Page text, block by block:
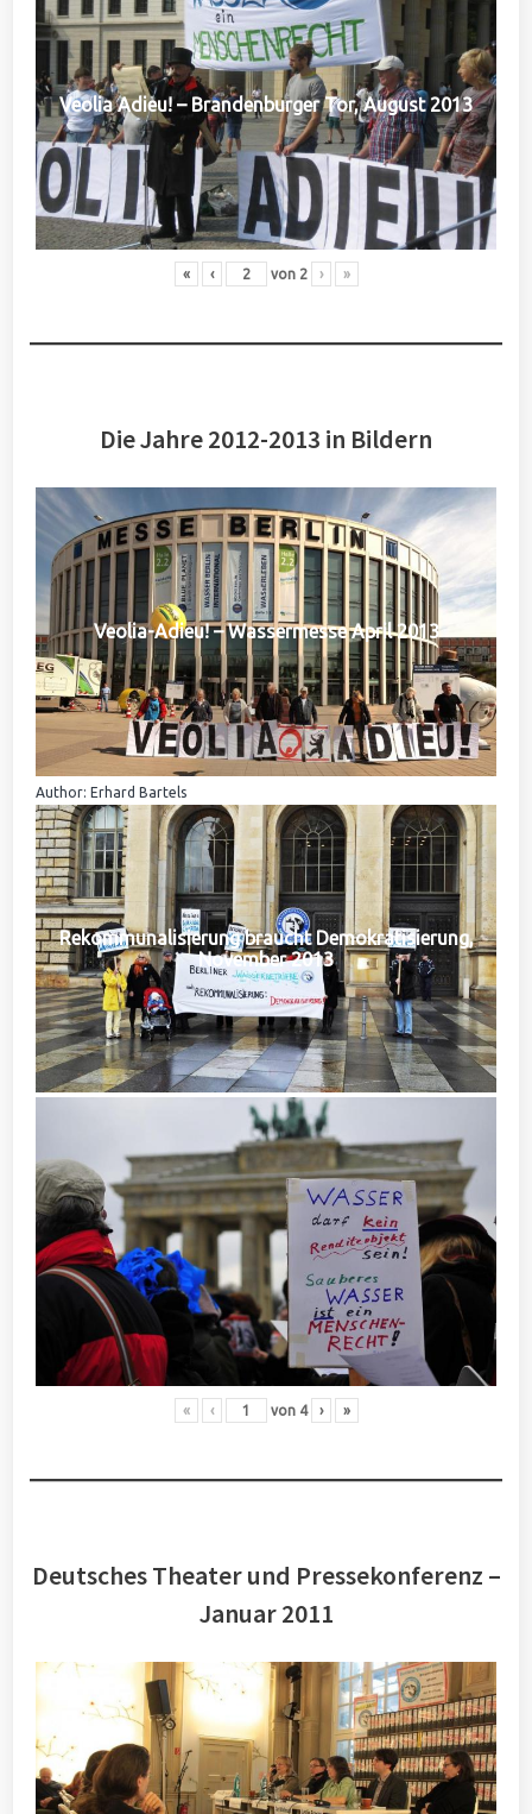
Veolia Adieu! – Brandenburger Tor, August 2013
« ‹ von 2 › »
Die Jahre 2012-2013 in Bildern
Veolia-Adieu! – Wassermesse April 2013
Author: Erhard Bartels
Rekommunalisierung braucht Demokratisierung,
November 2013
« ‹ von 4 › »
Deutsches Theater und Pressekonferenz –
Januar 2011